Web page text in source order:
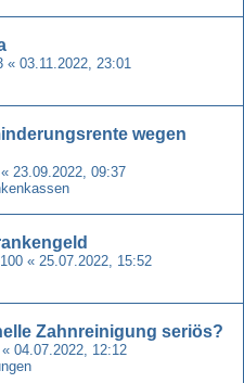
« 03.11.2022, 23:01
wegen
« 23.09.2022, 09:37
« 25.07.2022, 15:52
Zahnreinigung seriös?
« 04.07.2022, 12:12